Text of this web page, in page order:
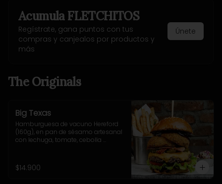
AcumulaFLETCHITOS
Regístrate, gana puntos con tus
compras y canjealos por productos y
más
Únete
The Originals
Big Texas
Hamburguesa de vacuno Hereford
(160g), en pan de sésamo artesanal
con lechuga, tomate, cebolla
elección.
$14.900